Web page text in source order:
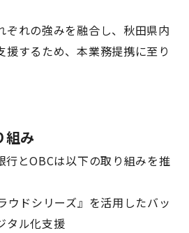
ぞれの強みを融合し、秋田県内
援するため、本業務提携に至り
組み
行とOBCは以下の取り組みを推
ウドシリーズ』を活用したバッ
タル化支援